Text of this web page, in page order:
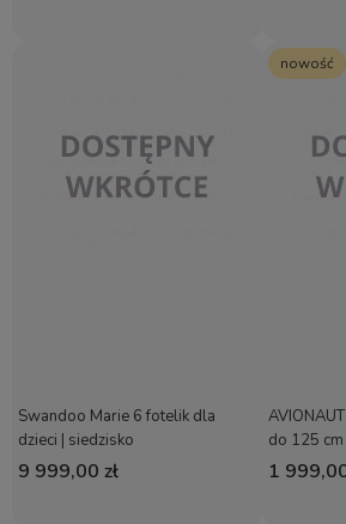
Swandoo Marie 6 fotelik dla
dzieci | siedzisko
9 999,00 zł
do 125 cm
1
nowość